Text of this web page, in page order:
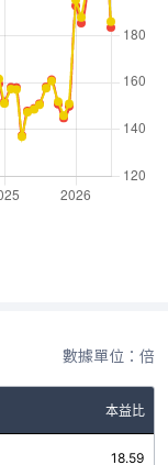
數據單位：倍
本益比
18.59